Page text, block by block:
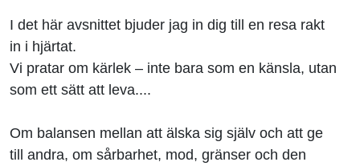
I det här avsnittet bjuder jag in dig till en resa rakt
in i hjärtat.
Vi pratar om kärlek – inte bara som en känsla, utan
som ett sätt att leva....
Om balansen mellan att älska sig själv och att ge
till andra, om sårbarhet, mod, gränser och den